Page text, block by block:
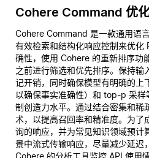
Cohere Command 优
Cohere Command 是一款通用语
有效检索和结构化响应控制来优化
确性，使用 Cohere 的重新排序功
之前进行筛选和优先排序。保持输
记开销，同时确保模型有明确的上
以确保事实准确性）和 top-p 采样
制创造力水平。通过结合密集和稀
术，以提高召回率和精准度。为了
询的响应，并为常见知识领域预计
景中流式传输响应，尽量减少延迟
Cohere 的分析工具监控 API 使用